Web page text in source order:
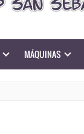
MÁQUINAS